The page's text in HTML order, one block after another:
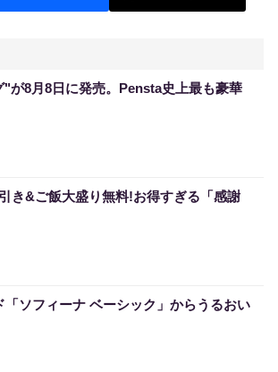
が8月8日に発売。Pensta史上最も豪華
き&ご飯大盛り無料!お得すぎる「感謝
「ソフィーナ ベーシック」からうるおい